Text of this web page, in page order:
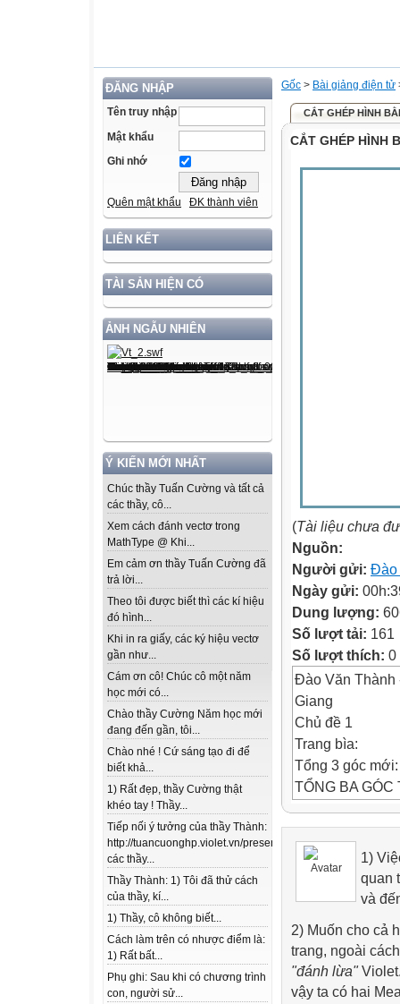
ĐĂNG NHẬP
Tên truy nhập
Mật khẩu
Ghi nhớ
Quên mật khẩu ĐK thành viên
LIÊN KẾT
TÀI SẢN HIỆN CÓ
ẢNH NGẪU NHIÊN
Ý KIẾN MỚI NHẤT
Chúc thầy Tuấn Cường và tất cả
các thầy, cô...
Xem cách đánh vectơ trong
MathType @ Khi...
Em cảm ơn thầy Tuấn Cường đã
trả lời...
Theo tôi được biết thì các kí hiệu
đó hình...
Khi in ra giấy, các ký hiệu vectơ
gần như...
Cám ơn cô! Chúc cô một năm
học mới có...
Chào thầy Cường Năm học mới
đang đến gần, tôi...
Chào nhé ! Cứ sáng tạo đi để
biết khả...
1) Rất đẹp, thầy Cường thật
khéo tay ! Thầy...
Tiếp nối ý tưởng của thầy Thành:
http://tuancuonghp.violet.vn/present/show/entry_id/
các thầy...
Thầy Thành: 1) Tôi đã thử cách
của thầy, kí...
1) Thầy, cô không biết...
Cách làm trên có nhược điểm là:
1) Rất bất...
Phụ ghi: Sau khi có chương trình
con, người sử...
Gốc > Bài giảng điện tử
CẮT GHÉP HÌNH
CẮT GHÉP HÌNH
(Tài liệu chưa
Nguồn:
Người gửi: Đào
Ngày gửi:
Dung lượng:
Số lượt tải: 161
Số lượt thích: 0
Đào Văn Thành
Giang
Chủ đề 1
Trang bìa:
Tổng 3 góc mới:
TỔNG BA GÓC
CẮT ĐẾN ĐÂU
CẮT XONG
1)
quan
và
2) Muốn cho cả
trang, ngoài
"đánh lừa"
vậy ta có hai